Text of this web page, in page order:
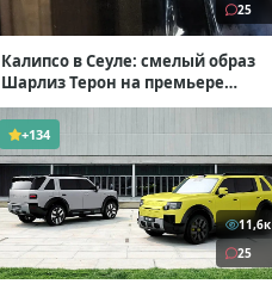
25
Калипсо в Сеуле: смелый образ
Шарлиз Терон на премьере
«Одиссеи»( 6 фото )
+134
11,6к
25